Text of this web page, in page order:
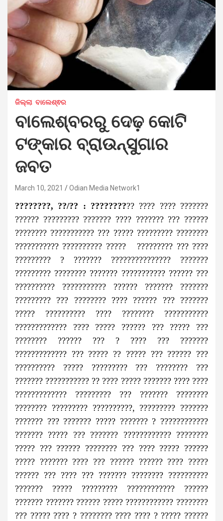
ଜିଲ୍ଲା ବାଲେଶ୍ଵର
ବାଲେଶ୍ବରରୁ ଦେଢ଼ କୋଟି
ଟଙ୍କାର ବ୍ରାଉନ୍‌ସୁଗାର
ଜବତ
March 10, 2021 Odian Media Network1
????????, ??/?? : ?????????? ???? ???? ???????
?????? ????????? ??????? ???? ??????? ??? ??????
???????? ??????????? ??? ????? ????????? ????????
??????????? ?????????? ????? ????????? ??? ????
????????? ? ??????? ??????????????? ???????
????????? ???????? ??????? ??????????? ?????? ???
?????????? ??????????? ?????? ??????? ???????
????????? ??? ???????? ???? ?????? ??? ???????
????? ?????????? ???? ???????? ???????????
????????????? ???? ????? ?????? ??? ????? ???
???????? ?????? ??? ? ???? ??? ???????
????????????? ??? ????? ?? ????? ??? ?????? ???
?????????? ????? ????????? ??? ???????? ???
??????? ??????????? ?? ???? ????? ??????? ???? ????
????????????? ????????? ??? ??????? ????????
???????? ????????? ??????????, ????????? ???????
??????? ??? ??????? ????? ??????? ? ????????????
??????? ????? ??? ??????? ???????????? ????????
????? ??? ?????? ???????? ??? ???? ????? ??????
????? ??????? ???? ??? ?????? ?????? ???? ?????
?????? ??? ???? ??? ??????? ???????? ??????????
??????? ????? ????????? ???????????? ??????
??????? ??????? ?????? ????? ???????????? ????????
??? ????? ???? ? ???????? ???? ???? ? ????? ??????